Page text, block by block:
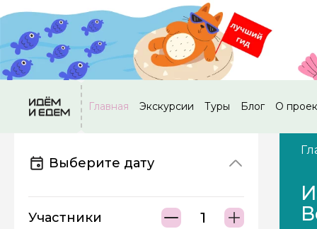
Главная Экскурсии Туры Блог О
Выберите дату
Участники